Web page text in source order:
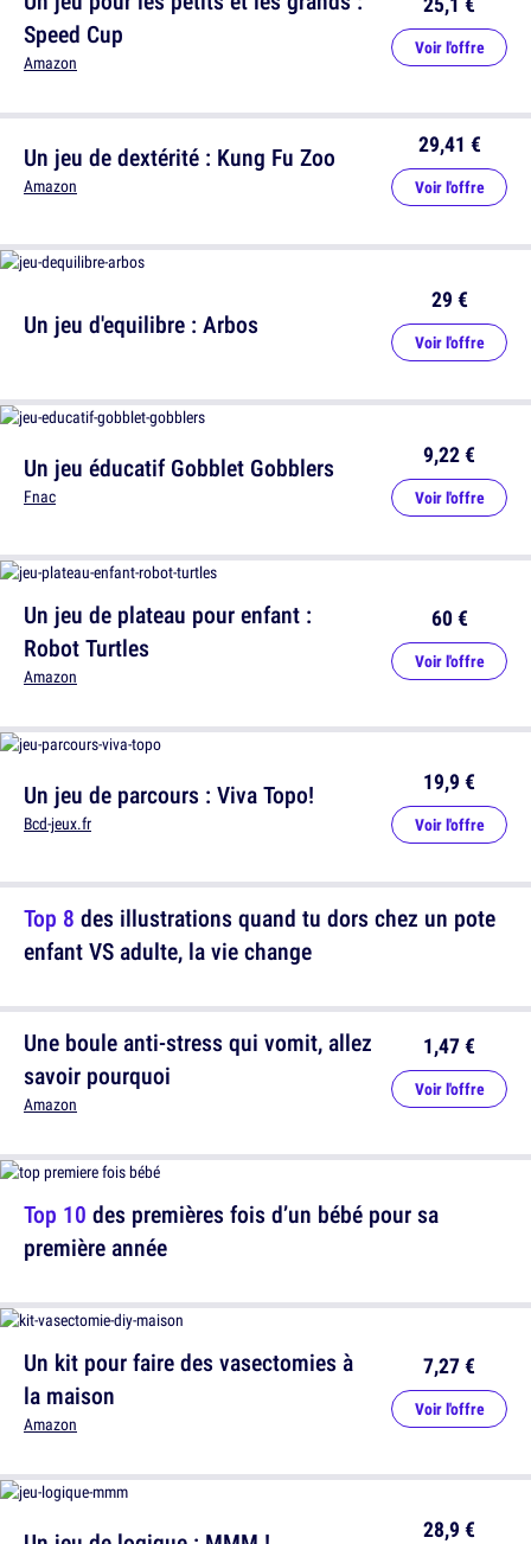
Un jeu de dextérité : Kung Fu Zoo
Amazon
29,41 €
Voir l'offre
Un jeu éducatif Gobblet Gobblers
Fnac
9,22 €
Voir l'offre
Un jeu de parcours : Viva Topo!
Bcd-jeux.fr
19,9 €
Voir l'offre
Top 8 des illustrations quand tu dors chez un pote
enfant VS adulte, la vie change
Top 10 des premières fois d’un bébé pour sa
première année
28,9 €
Speed Cup
Amazon
Voir l'offre
Un jeu d'equilibre : Arbos
29 €
Voir l'offre
Un jeu de plateau pour enfant :
Robot Turtles
Amazon
60 €
Voir l'offre
Une boule anti-stress qui vomit, allez
savoir pourquoi
Amazon
1,47 €
Voir l'offre
Un kit pour faire des vasectomies à
la maison
Amazon
7,27 €
Voir l'offre